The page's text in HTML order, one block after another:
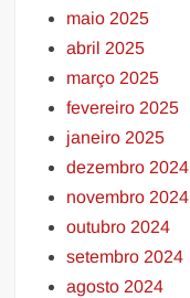
maio 2025
abril 2025
março 2025
fevereiro 2025
janeiro 2025
dezembro 2024
novembro 2024
outubro 2024
setembro 2024
agosto 2024